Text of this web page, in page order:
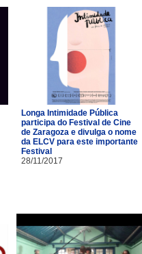
Longa Intimidade Pública
participa do Festival de Cine
de Zaragoza e divulga o nome
da ELCV para este importante
Festival
28/11/2017